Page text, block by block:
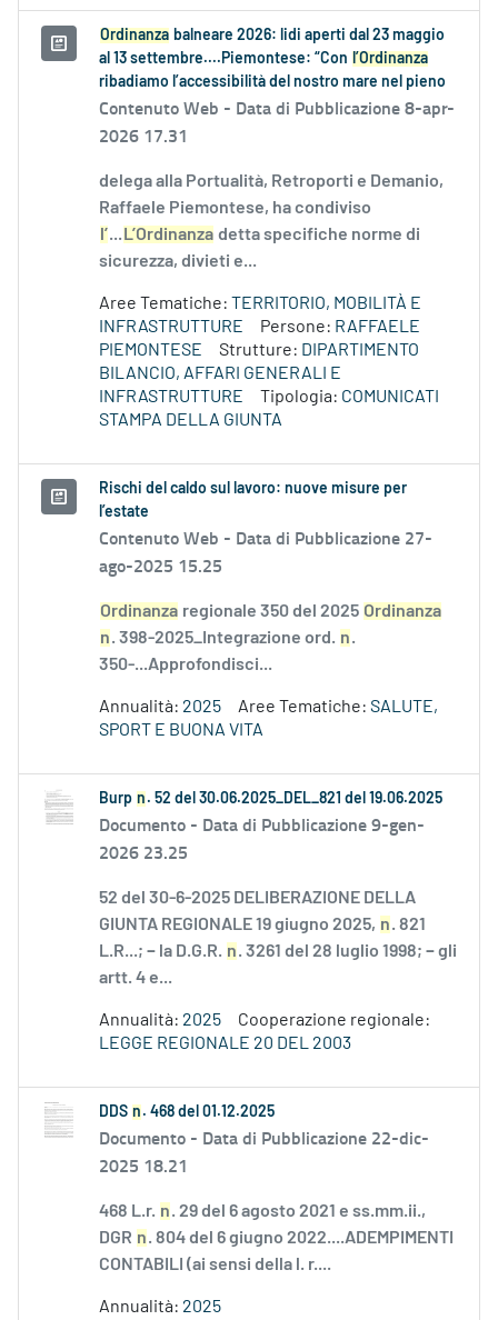
Ordinanza balneare 2026: lidi aperti dal 23 maggio
al 13 settembre....Piemontese: “Con l’Ordinanza
ribadiamo l’accessibilità del nostro mare nel pieno
Contenuto Web - Data di Pubblicazione 8-apr-
2026 17.31
delega alla Portualità, Retroporti e Demanio,
Raffaele Piemontese, ha condiviso
l’... L’Ordinanza detta specifiche norme di
sicurezza, divieti e...
Aree Tematiche: TERRITORIO, MOBILITÀ E
INFRASTRUTTURE
Persone: RAFFAELE
PIEMONTESE
Strutture: DIPARTIMENTO
BILANCIO, AFFARI GENERALI E
INFRASTRUTTURE
Tipologia: COMUNICATI
STAMPA DELLA GIUNTA
Rischi del caldo sul lavoro: nuove misure per
l’estate
Contenuto Web - Data di Pubblicazione 27-
ago-2025 15.25
Ordinanza regionale 350 del 2025 Ordinanza
n. 398-2025_Integrazione ord. n.
350-...Approfondisci...
Annualità: 2025 Aree Tematiche: SALUTE,
SPORT E BUONA VITA
Burp n . 52 del 30.06.2025_DEL_821 del 19.06.2025
Documento - Data di Pubblicazione 9-gen-
2026 23.25
52 del 30-6-2025 DELIBERAZIONE DELLA
GIUNTA REGIONALE 19 giugno 2025, n. 821
L.R...; − la D.G.R. n. 3261 del 28 luglio 1998; − gli
artt. 4 e...
Annualità: 2025
Cooperazione regionale:
LEGGE REGIONALE 20 DEL 2003
DDS n . 468 del 01.12.2025
Documento - Data di Pubblicazione 22-dic-
2025 18.21
468 L.r. n. 29 del 6 agosto 2021 e ss.mm.ii.,
DGR n. 804 del 6 giugno 2022....ADEMPIMENTI
CONTABILI (ai sensi della l. r....
Annualità: 2025